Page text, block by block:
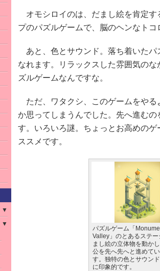
オモシロイのは、だまし絵を肯定す
プのパズルゲームで、脳のヘンなトコ
あと、色とサウンド。落ち着いたパ
なれます。リラックスした雰囲気の
ズルゲームなんですな。
ただ、ワタクシ、このゲームをやる
か思ってしまうんでした。先へ進む
す。いろいろ謎。ちょっとお高めの
ススメです。
パズルゲーム「
Valley」のとあるステー
まし絵の立体物を動か
公を先へ先へと進めてい
す。独特の色とサウン
に印象的です。
▼
▼